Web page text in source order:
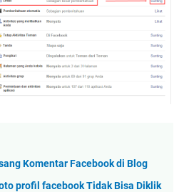
Komentar Facebook di Blog
profil facebook Tidak Bisa Diklik